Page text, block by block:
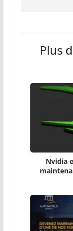
Plus
Nvidia